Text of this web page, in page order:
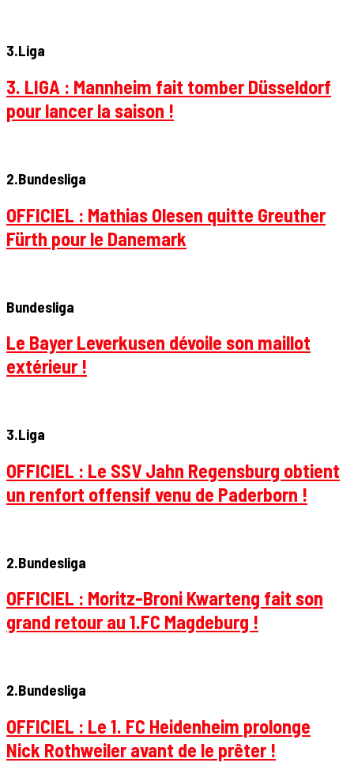
3.Liga
3. LIGA : Mannheim fait tomber Düsseldorf
pour lancer la saison !
2.Bundesliga
OFFICIEL : Mathias Olesen quitte Greuther
Fürth pour le Danemark
Bundesliga
Le Bayer Leverkusen dévoile son maillot
extérieur !
3.Liga
OFFICIEL : Le SSV Jahn Regensburg obtient
un renfort offensif venu de Paderborn !
2.Bundesliga
OFFICIEL : Moritz-Broni Kwarteng fait son
grand retour au 1.FC Magdeburg !
2.Bundesliga
OFFICIEL : Le 1. FC Heidenheim prolonge
Nick Rothweiler avant de le prêter !